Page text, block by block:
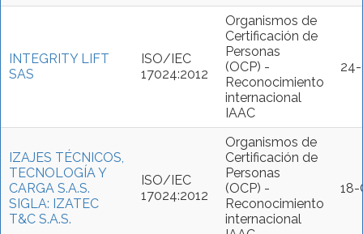
INTEGRITY LIFT
SAS
ISO/IEC
17024:2012
Organismos de
Certificación de
Personas
(OCP) -
Reconocimiento
internacional
IAAC
IZAJES TÉCNICOS,
TECNOLOGÍA Y
CARGA S.A.S.
SIGLA: IZATEC
T&C S.A.S.
ISO/IEC
17024:2012
Organismos de
Certificación de
Personas
(OCP) -
Reconocimiento
internacional
18-